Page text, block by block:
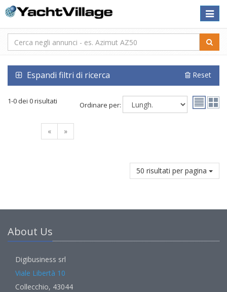
Toggle
Espandi filtri di ricerca Reset
1-0 dei 0 risultati Ordinare per:
« »
50 risultati per pagina
About Us
Digibusiness srl
Viale Libertà 10
Collecchio, 43044